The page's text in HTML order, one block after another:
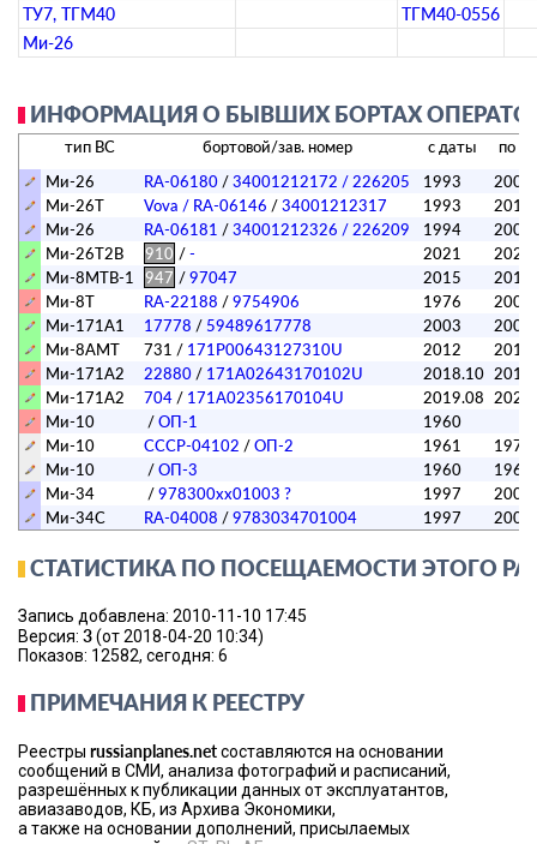
ТУ7, ТГМ40
ТГМ40-0556
Ми-26
ИНФОРМАЦИЯ О БЫВШИХ БОРТАХ
тип ВС бортовой/зав. номер с даты
по
Ми-26
RA-06180 /34001212172 / 226205 1993
Ми-26Т
Vova / RA-06146 /34001212317 1993
Ми-26
RA-06181 /34001212326 / 226209 1994
Ми-26Т2В
910 /- 2021
Ми-8МТВ-1
947 /97047 2015
Ми-8Т
RA-22188 /9754906 1976
Ми-171А1
17778 / 59489617778 2003
Ми-8АМТ
731 / 171P00643127310U 2012
Ми-171А2
22880 / 171A02643170102U 2018.10
Ми-171А2
704 / 171A02356170104U 2019.08
Ми-10
/ОП-1
1960
Ми-10
СССР-04102 /ОП-2 1961
1970
Ми-10
/ОП-3 1960
1967
Ми-34
/978300хх01003 ? 1997
2001
Ми-34С
RA-04008 /9783034701004 1997
СТАТИСТИКА ПО ПОСЕЩАЕМОСТИ ЭТОГО
Запись добавлена: 2010-11-10 17:45
Версия: 3(от 2018-04-20 10:34)
Показов: 12582, сегодня: 6
ПРИМЕЧАНИЯ К РЕЕСТРУ
Реестры russianplanes.netсоставляются на основании
сообщений в СМИ, анализа фотографий и расписаний,
разрешённых к публикации данных от эксплуатантов,
авиазаводов, КБ, из Архива Экономики,
а также на основании дополнений, присылаемых